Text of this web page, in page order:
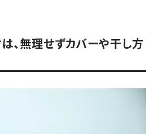
、無理せずカバーや干し方